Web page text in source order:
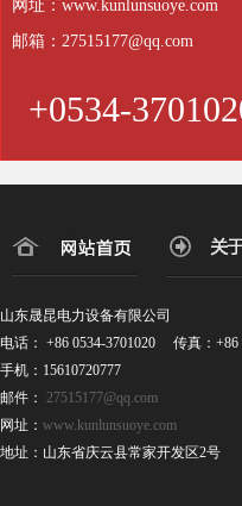
网址：www.kunlunsuoye.com
邮箱：27515177@qq.com
+0534-
山东晟昆电力设备有限公司
电话： +86 0534-3701020 传真：+86
手机：15610720777
邮件： 27515177@qq.com
网址： www.kunlunsuoye.com
地址：山东省庆云县常家开发区2号